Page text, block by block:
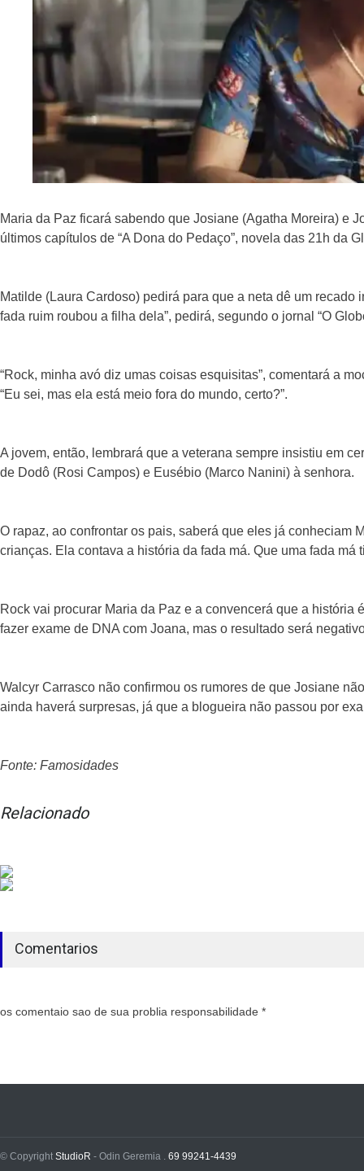
Maria da Paz ficará sabendo que Josiane (Agatha Moreira) e
últimos capítulos de “A Dona do Pedaço”, novela das 21h da
Matilde (Laura Cardoso) pedirá para que a neta dê um
fada ruim roubou a filha dela”, pedirá, segundo o jornal “O
“Rock, minha avó diz umas coisas esquisitas”, comentará a
“Eu sei, mas ela está meio fora do mundo, certo?”.
A jovem, então, lembrará que a veterana sempre insistiu em
de Dodô (Rosi Campos) e Eusébio (Marco Nanini) à senhora.
O rapaz, ao confrontar os pais, saberá que eles já conheciam
crianças. Ela contava a história da fada má. Que uma fada má
Rock vai procurar Maria da Paz e a convencerá que a
fazer exame de DNA com Joana, mas o resultado será
Walcyr Carrasco não confirmou os rumores de que Josiane
ainda haverá surpresas, já que a blogueira não passou por
Fonte: Famosidades
Relacionado
Comentarios
os comentaio sao de sua problia responsabilidade *
© Copyright StudioR - Odin Geremia . 69 99241-4439